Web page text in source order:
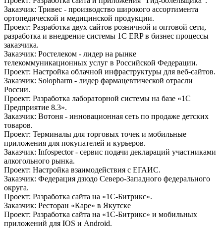
Заказчик: Тривес - производство широкого ассортимента
ортопедической и медицинской продукции.
Проект: Разработка двух сайтов розничной и оптовой сети,
разработка и внедрение системы 1С ERP в бизнес процессы
заказчика.
Заказчик: Ростелеком - лидер на рынке
телекоммуникационных услуг в Российской Федерации.
Проект: Настройка облачной инфраструктуры для веб-сайтов.
Заказчик: Solopharm - лидер фармацевтической отрасли
России.
Проект: Разработка лабораторной системы на базе «1С
Предприятие 8.3».
Заказчик: Вотоня - инновационная сеть по продаже детских
товаров.
Проект: Терминалы для торговых точек и мобильные
приложения для покупателей и курьеров.
Заказчик: Infospector- сервис подачи деклараций участниками
алкогольного рынка.
Проект: Настройка взаимодействия с ЕГАИС.
Заказчик: Федерация дзюдо Северо-Западного федерального
округа.
Проект: Разработка сайта на «1С-Битрикс».
Заказчик: Ресторан «Каре» в Якутске
Проект: Разработка сайта на «1С-Битрикс» и мобильных
приложений для IOS и Android.